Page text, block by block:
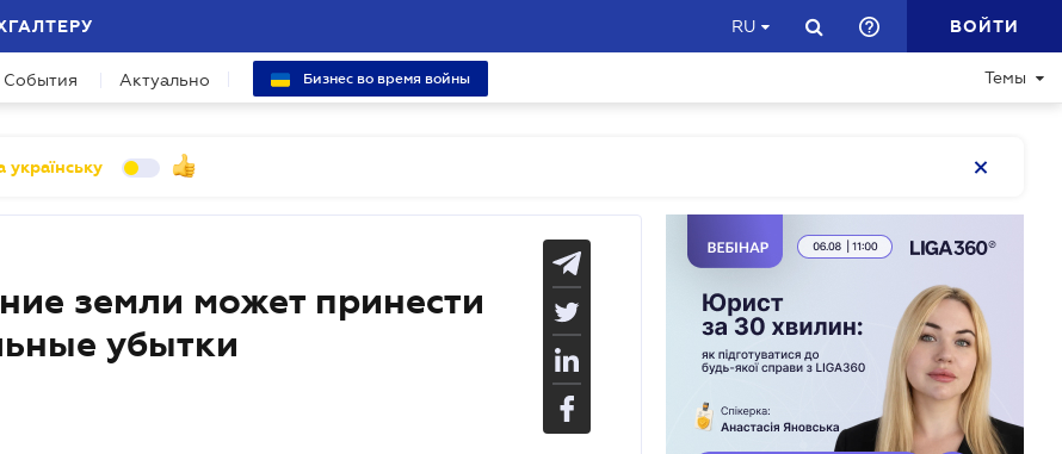
RU ВОЙТИ
События Актуально Бизнес во время войны Темы
українську
земли может принести
убытки